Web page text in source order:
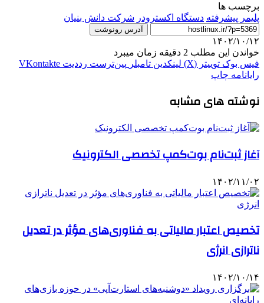
برچسب ها
پلیمر پیشرفته دستگاه اکسترودر شرکت دانش بنیان
آدرس رونوشت
۱۴۰۲/۱۰/۱۲
خواندن این مطلب 2 دقیقه زمان میبرد
فیس بوک توییتر (X) لینکدین ‫تامبلر ‫پین‌ترست ‫رددیت ‫VKontakte
رایانامه چاپ
نوشته های مشابه
آغاز ثبت‌نام بوت‌کمپ تخصصی الکترونیک
۱۴۰۲/۱۱/۰۲
تخصیص اعتبار مالیاتی به فناوری‌های مؤثر در تعدیل
ناترازی انرژی
۱۴۰۲/۱۰/۱۴